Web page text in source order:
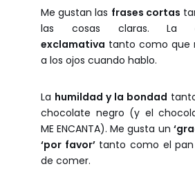
Me gustan las frases cortas
las cosas claras. La
exclamativa tanto como que
a los ojos cuando hablo.
La humildad y la bondad
chocolate negro (y el
ME ENCANTA). Me gusta un
‘por favor’tanto como el pan
de comer.